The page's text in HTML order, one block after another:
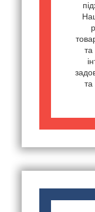
та
та